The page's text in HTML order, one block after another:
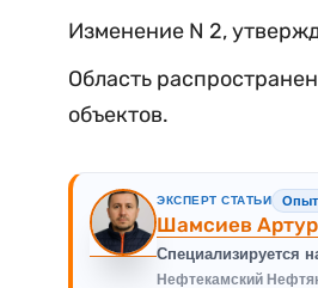
Изменение N 2,
Область
объектов.
ЭКСПЕРТ СТАТЬИ Опыт
Шамсиев
Специализируется
Нефтекамский